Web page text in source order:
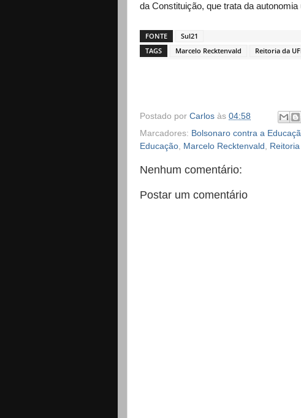
da Constituição, que trata da autonomia
FONTE
Sul21
TAGS
Marcelo Recktenvald Reitoria da
Postado por Carlos às 04:58
Marcadores: Bolsonaro contra a
Educação Marcelo Recktenvald
Nenhum comentário:
Postar um comentário